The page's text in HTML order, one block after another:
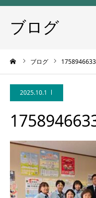
ブログ
ブログ
2025.10.1